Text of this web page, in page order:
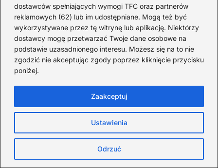
dostawców spełniających wymogi TFC oraz partnerów
reklamowych (62) lub im udostępniane. Mogą też być
wykorzystywane przez tę witrynę lub aplikację. Niektórzy
dostawcy mogę przetwarzać Twoje dane osobowe na
podstawie uzasadnionego interesu. Możesz się na to nie
zgodzić nie akceptując zgody poprzez kliknięcie przycisku
poniżej.
Ustawienia
Odrzuć
Zaakceptuj
Poprzedni:
Odkryj, jak dodać konto na Spotify i
ciesz się muzyką bez ograniczeń!
Następny:
najlepsze wersje!
Przeczytaj także